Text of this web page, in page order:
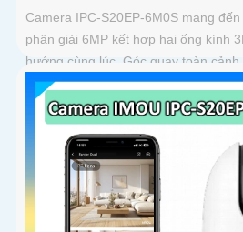
Camera IPC-S20EP-6M0S mang
phân giải 6MP kết hợp hai ống kính
hướng cùng lúc. Góc quay toàn
ngoại 15m cho phép ghi hình rõ nét